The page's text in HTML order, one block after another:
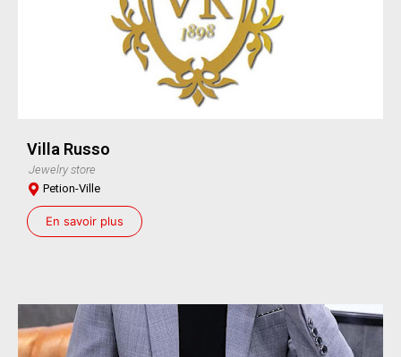
Villa Russo
Jewelry store
Petion-Ville
En savoir plus